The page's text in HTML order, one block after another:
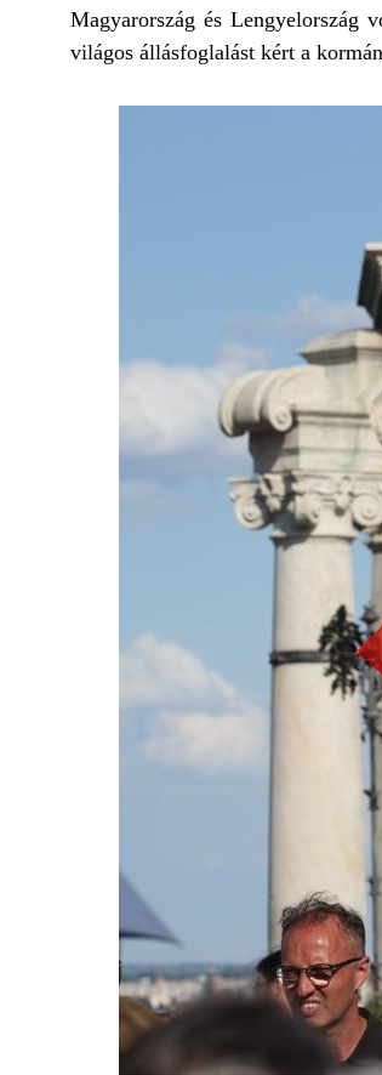
Magyarország és Lengyelország
világos állásfoglalást kért a